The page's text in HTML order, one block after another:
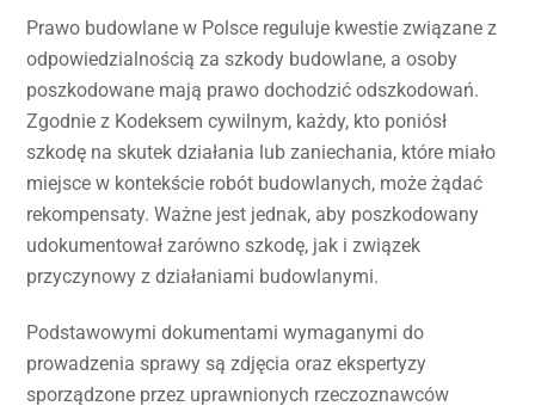
Prawo budowlane w Polsce reguluje kwestie związane z
odpowiedzialnością za szkody budowlane, a osoby
poszkodowane mają prawo dochodzić odszkodowań.
Zgodnie z Kodeksem cywilnym, każdy, kto poniósł
szkodę na skutek działania lub zaniechania, które miało
miejsce w kontekście robót budowlanych, może żądać
rekompensaty. Ważne jest jednak, aby poszkodowany
udokumentował zarówno szkodę, jak i związek
przyczynowy z działaniami budowlanymi.
Podstawowymi dokumentami wymaganymi do
prowadzenia sprawy są zdjęcia oraz ekspertyzy
sporządzone przez uprawnionych rzeczoznawców